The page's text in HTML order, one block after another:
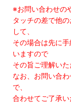
※お問い合わせの
タッチの差で他
して、
その場合は先に
いますので
その旨ご理解いた
なお、お問い合
で、
合わせてご了承い